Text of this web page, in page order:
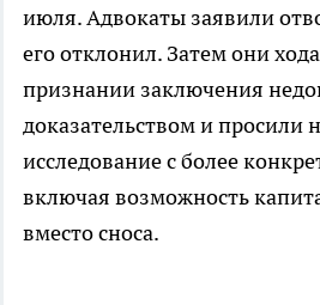
июля. Адвокаты заявили
его отклонил. Затем они
признании заключения
доказательством и просили
исследование с более
включая возможность
вместо сноса.